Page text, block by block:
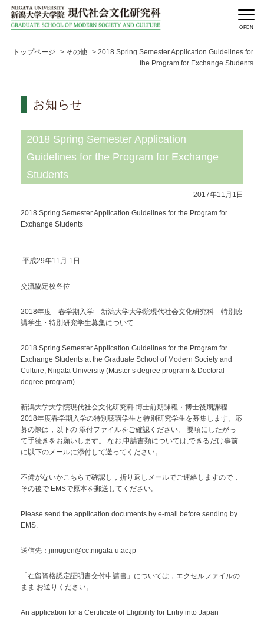
トップページ > その他 >2018 Spring Semester Application Guidelines for
the Program for Exchange Students
お知らせ
2018 Spring Semester Application
Guidelines for the Program for Exchange
Students
2017年11月1日
2018 Spring Semester Application Guidelines for the Program for
Exchange Students
平成29年11月 1日
交流協定校各位
2018年度 春学期入学 新潟大学大学院現代社会文化研究科 特別聴
講学生・特別研究学生募集について
2018 Spring Semester Application Guidelines for the Program for
Exchange Students at the Graduate School of Modern Society and
Culture, Niigata University (Master’s degree program & Doctoral
degree program)
新潟大学大学院現代社会文化研究科 博士前期課程・博士後期課程
2018年度春学期入学の特別聴講学生と特別研究学生を募集します。応
募の際は，以下の 添付ファイルをご確認ください。 要項にしたがっ
て手続きをお願いします。 なお,申請書類については,できるだけ事前
に以下のメールに添付して送ってください。
不備がないかこちらで確認し，折り返しメールでご連絡しますので，
その後で EMSで原本を郵送してください。
Please send the application documents by e-mail before sending by
EMS.
送信先：jimugen@cc.niigata-u.ac.jp
「在留資格認定証明書交付申請書」については，エクセルファイルの
まま お送りください。
An application for a Certificate of Eligibility for Entry into Japan